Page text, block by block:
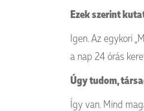
Ezek szerint
Igen. Az egykori
a nap 24 órás
Úgy tudom,
Így van. Mind